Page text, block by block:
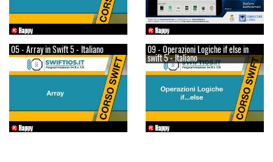
05 - Array in Swift 5 - Italiano 09 - Operazioni Logiche if else in
swift 5 - Italiano